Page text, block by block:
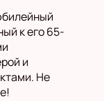
к его 65-
и
Не